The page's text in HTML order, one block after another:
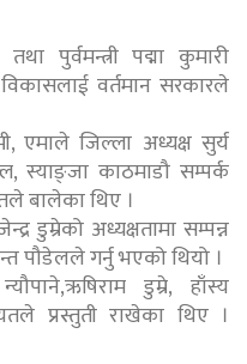
पुर्वमन्त्री पद्मा कुमारी
वर्तमान सरकारले
एमाले जिल्ला अध्यक्ष सुर्य
स्याङ्जा काठमाडौ सम्पर्क
बालेका थिए ।
डुम्रेको अध्यक्षतामा सम्पन्न
पौडेलले गर्नु भएको थियो ।
डुम्रे, हाँस्य
प्रस्तुती राखेका थिए ।